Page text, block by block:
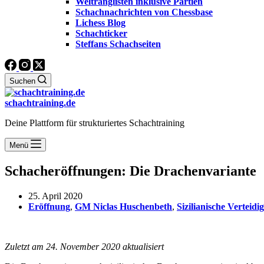
Schachnachrichten von Chessbase
Lichess Blog
Schachticker
Steffans Schachseiten
Suchen
schachtraining.de
Deine Plattform für strukturiertes Schachtraining
Menü
Schacheröffnungen: Die Drachenvariante
25. April 2020
Eröffnung, GM Niclas Huschenbeth, Sizilianische
Zuletzt am 24. November 2020 aktualisiert